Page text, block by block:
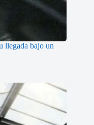
llegada bajo un